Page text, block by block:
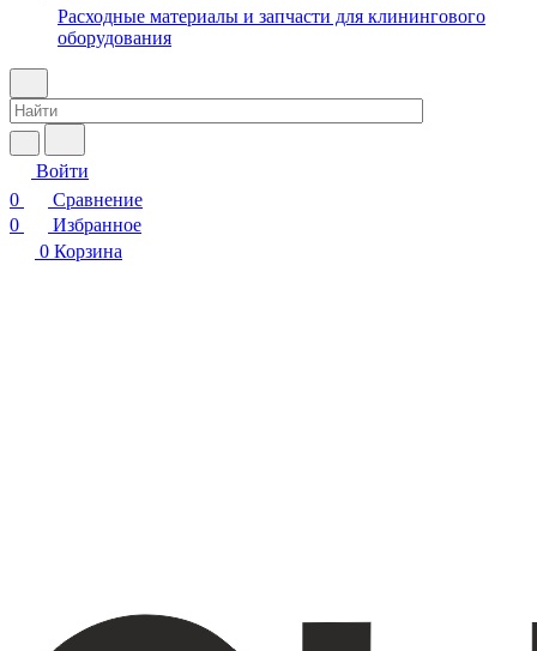
Расходные материалы и запчасти для клинингового
оборудования
Войти
0
Сравнение
0
Избранное
0 Корзина